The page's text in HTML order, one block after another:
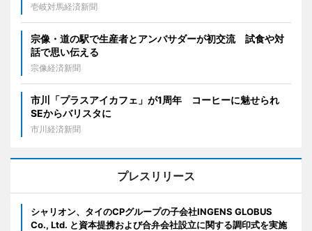
壱岐対馬経済新聞
宗像・道の駅で生産者とアンバサダーが初交流 試食や対
話で思い伝える
宗像経済新聞
市川「プラスアイカフェ」が1周年 コーヒーに魅せられ
SEからバリスタに
市川経済新聞
プレスリリース
シャリオン、タイのCPグループの子会社INGENS GLOBUS
Co., Ltd. と資本提携および合弁会社設立に関する調印式を実施